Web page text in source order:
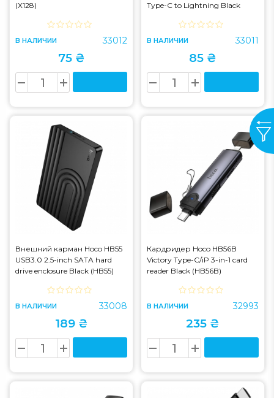
(X128)
В НАЛИЧИИ 33012
75 ₴
Type-C to Lightning Black
В НАЛИЧИИ 33011
85 ₴
Внешний карман Hoco HB55
USB3.0 2.5-inch SATA hard
drive enclosure Black (HB55)
В НАЛИЧИИ 33008
189 ₴
Кардридер Hoco HB56B
Victory Type-C/iP 3-in-1 card
reader Black (HB56B)
В НАЛИЧИИ 32993
235 ₴